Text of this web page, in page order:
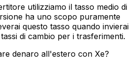
utilizziamo il tasso medio di
ha uno scopo puramente
questo tasso quando invierai
di cambio per i trasferimenti.
denaro all'estero con Xe?